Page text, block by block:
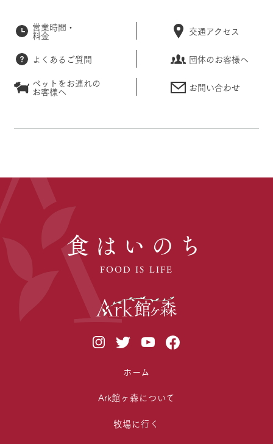
営業時間・
料金 交通アクセス
よくあるご質問
団体のお客様へ
ペットをお連れの
お客様へ お問い合わせ
食はいのち
FOOD IS LIFE
ホーム
Ark館ヶ森について
牧場に行く